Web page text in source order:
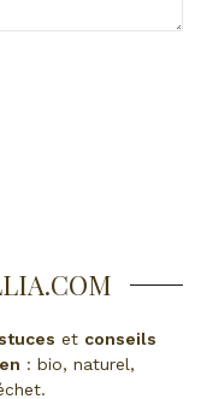
et conseils
: bio, naturel,